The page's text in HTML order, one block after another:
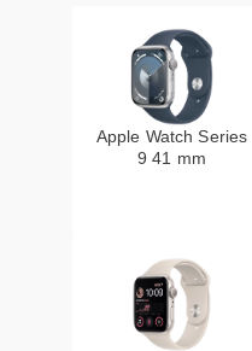
Apple Watch Series
9 41 mm